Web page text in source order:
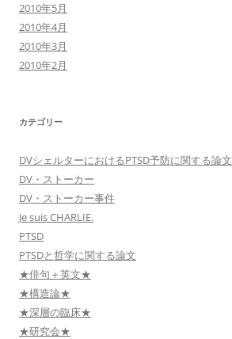
2010年5月
2010年4月
2010年3月
2010年2月
カテゴリー
DVシェルターにおけるPTSD予防に関する論文
DV・ストーカー
DV・ストーカー事件
Je suis CHARLIE.
PTSD
PTSDと哲学に関する論文
★俳句＋英文★
★構造論★
★深層の臨床★
★研究会★